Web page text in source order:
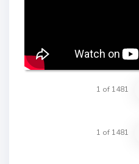
1 of 1481
1 of 1481